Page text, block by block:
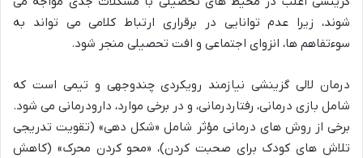
شوند، زیرا عدم توانایی در برقراری ارتباط کلامی می تواند به
سوءتفاهم ها، انزوای اجتماعی و افت تحصیلی منجر شود.
درمان لالی گزینشی نیازمند رویکردی چندوجهی و تیمی است که
شامل بازی درمانی، رفتاردرمانی، و در برخی موارد، دارودرمانی می شود.
برخی از روش های درمانی مؤثر شامل «شکل دهی» (تقویت تدریجی
تلاش های کودک برای صحبت کردن)، «محو کردن محرک» (کاهش